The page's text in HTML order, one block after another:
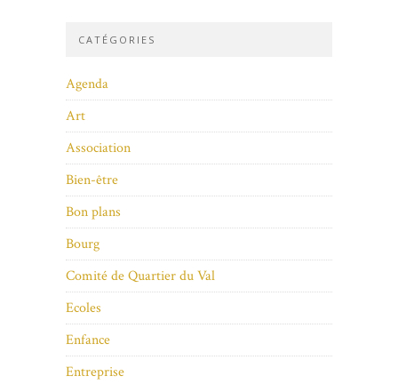
CATÉGORIES
Agenda
Art
Association
Bien-être
Bon plans
Bourg
Comité de Quartier du Val
Ecoles
Enfance
Entreprise